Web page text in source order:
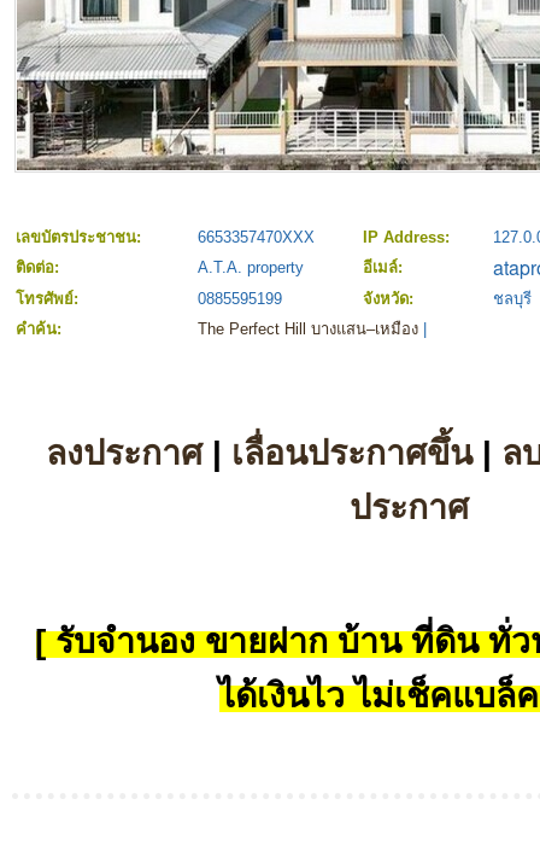
เลขบัตรประชาชน: 6653357470XXX IP Address:
ติดต่อ:
A.T.A. property
อีเมล์:
โทรศัพย์:
0885595199 จังหวัด:
ชลบุรี
คำค้น:
The Perfect Hill บางแสน–เหมือง
ลงประกาศ| เลื่อนประกาศขึ้น| ล
ประกาศ
[ รับจำนอง ขายฝาก บ้าน ที่ดิน ทั่ว
ได้เงินไว ไม่เช็คแบล็